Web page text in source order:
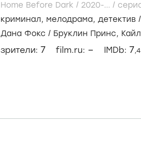
Home Before Dark / 2020-... /
криминал, мелодрама, детектив /
Дана Фокс / Бруклин Принс,
зрители: 7 film.ru: – IMDb: 7,4